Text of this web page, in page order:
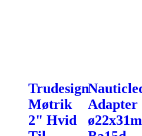
Trudesign
Møtrik
2" Hvid
Adapter